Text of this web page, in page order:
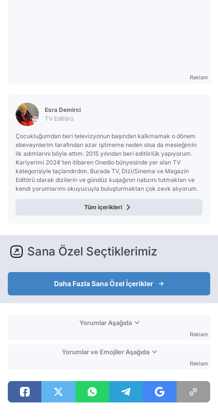
Reklam
Esra Demirci
TV Editörü
Çocukluğumdan beri televizyonun başından kalkmamak o dönem
ebeveynlerim tarafından azar işitmeme neden olsa da mesleğimin
ilk adımlarını böyle attım. 2015 yılından beri editörlük yapıyorum.
Kariyerimi 2024'ten itibaren Onedio bünyesinde yer alan TV
kategorisiyle taçlandırdım. Burada TV, Dizi/Sinema ve Magazin
Editörü olarak dizilerin ve gündüz kuşağının nabzını tutmaktan ve
kendi yorumlarımı okuyucuyla buluşturmaktan çok zevk alıyorum.
Tüm içerikleri
Sana Özel Seçtiklerimiz
Daha Fazla Sana Özel İçerikler
Yorumlar Aşağıda
Reklam
Yorumlar ve Emojiler Aşağıda
Reklam